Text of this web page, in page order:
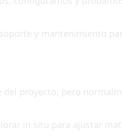
y mantenimiento
del proyecto, pero
in situ para ajustar